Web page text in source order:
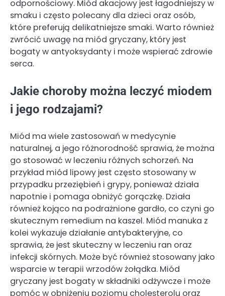
odpornościowy. Miód akacjowy jest łagodniejszy w
smaku i często polecany dla dzieci oraz osób,
które preferują delikatniejsze smaki. Warto również
zwrócić uwagę na miód gryczany, który jest
bogaty w antyoksydanty i może wspierać zdrowie
serca.
Jakie choroby można leczyć miodem
i jego rodzajami?
Miód ma wiele zastosowań w medycynie
naturalnej, a jego różnorodność sprawia, że można
go stosować w leczeniu różnych schorzeń. Na
przykład miód lipowy jest często stosowany w
przypadku przeziębień i grypy, ponieważ działa
napotnie i pomaga obniżyć gorączkę. Działa
również kojąco na podrażnione gardło, co czyni go
skutecznym remedium na kaszel. Miód manuka z
kolei wykazuje działanie antybakteryjne, co
sprawia, że jest skuteczny w leczeniu ran oraz
infekcji skórnych. Może być również stosowany jako
wsparcie w terapii wrzodów żołądka. Miód
gryczany jest bogaty w składniki odżywcze i może
pomóc w obniżeniu poziomu cholesterolu oraz